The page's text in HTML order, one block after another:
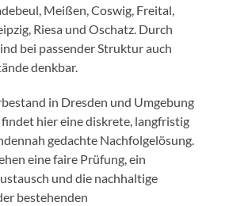
Meißen, Coswig, Freital,
Riesa und Oschatz. Durch
bei passender Struktur auch
denkbar.
in Dresden und Umgebung
hier eine diskrete, langfristig
gedachte Nachfolgelösung.
eine faire Prüfung, ein
und die nachhaltige
bestehenden